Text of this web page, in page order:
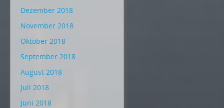
Dezember 2018
November 2018
Oktober 2018
September 2018
August 2018
Juli 2018
Juni 2018